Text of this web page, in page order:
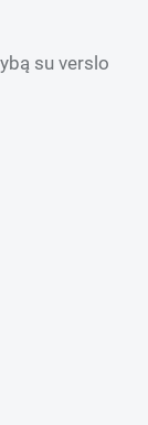
su verslo